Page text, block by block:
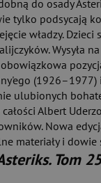
do osady
tylko podsycają
władzy.
Wysyła
ulubionych
Albert
Nowa
materiały i
Tom